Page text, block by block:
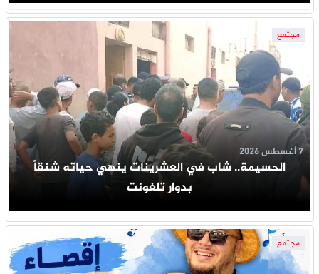
مجتمع
الحسيمة.. شاب في العشرينات ينهي حياته شنقاً
بدوار تلغونت
7 أغسطس 2026
مجتمع